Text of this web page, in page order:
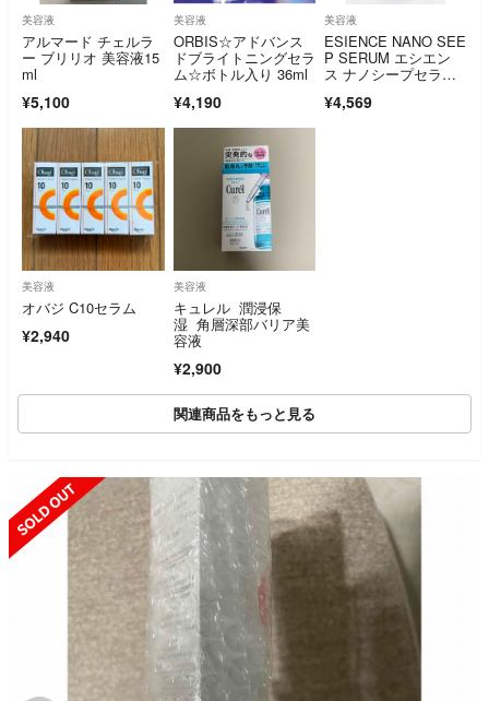
美容液
アルマード チェルラ
ー ブリリオ 美容液15
ml
¥5,100
美容液
ORBIS☆アドバンス
ドブライトニングセラ
ム☆ボトル入り 36ml
¥4,190
美容液
ESIENCE NANO SEE
P SERUM エシエン
ス ナノシープセラ
液 55g 沢尻エリカ愛
¥4,569
美容液
オバジ C10セラム
¥2,940
美容液
キュレル 潤浸保
湿 角層深部バリア美
容液
¥2,900
関連商品をもっと見る
SOLD OUT